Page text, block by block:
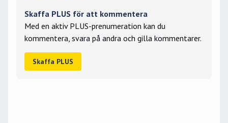
Skaffa PLUS för att kommentera
Med en aktiv PLUS-prenumeration kan du
kommentera, svara på andra och gilla kommentarer.
Skaffa PLUS